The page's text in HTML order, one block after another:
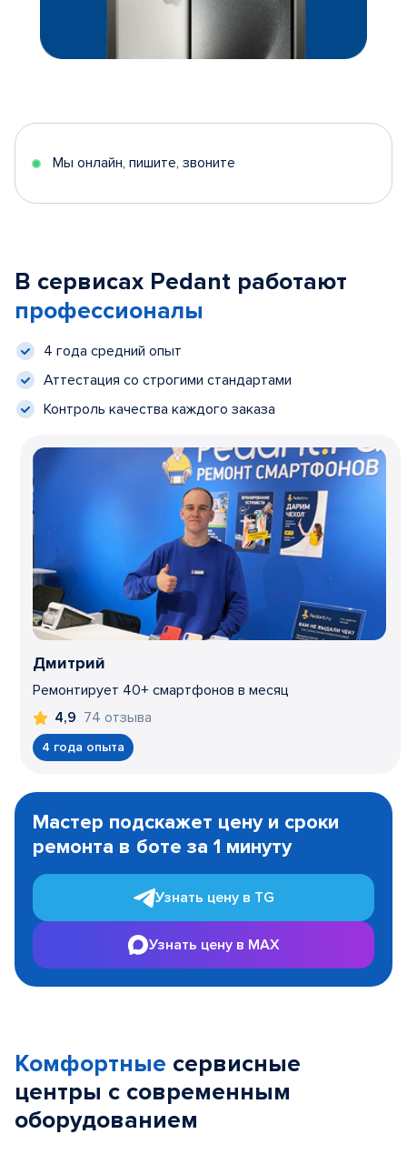
Мы онлайн, пишите, звоните
В сервисах Pedant работают
профессионалы
4 года средний опыт
Аттестация со строгими стандартами
Контроль качества каждого заказа
Дмитрий
Ремонтирует 40+ смартфонов в месяц
4,9 74 отзыва
4 года опыта
1
Мастер подскажет цену и сроки
ремонта в боте за 1 минуту
Узнать цену в TG
Узнать цену в MAX
Комфортные сервисные
центры с современным
оборудованием